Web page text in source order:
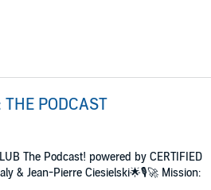
THE PODCAST
The Podcast! powered by CERTIFIED
& Jean-Pierre Ciesielski🌟🎙️🚀 Mission: